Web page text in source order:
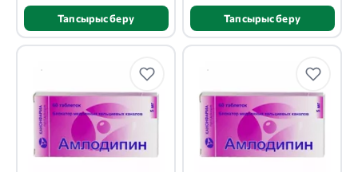
Тапсырыс беру Тапсырыс беру